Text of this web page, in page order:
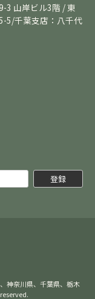
3 山岸ビル3階 / 東
5/千葉支店：八千代
登録
神奈川県、千葉県、栃木